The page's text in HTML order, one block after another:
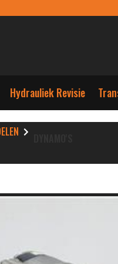
Hydrauliek Revisie